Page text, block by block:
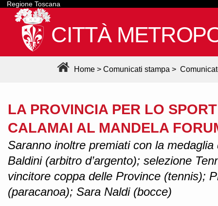
Regione Toscana
CITTÀ
Home > Comunicati stampa >
LA PROVINCIA PER LO
CALAMAI AL MANDELA
Saranno inoltre premiati con la medaglia
Baldini (arbitro d’argento); selezione
vincitore coppa delle Province (tennis);
(paracanoa); Sara Naldi (bocce)